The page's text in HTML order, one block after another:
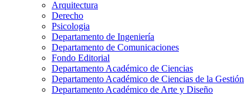
Arquitectura
Derecho
Psicologia
Departamento de Ingeniería
Departamento de Comunicaciones
Fondo Editorial
Departamento Académico de Ciencias
Departamento Académico de Ciencias de la Gestión
Departamento Académico de Arte y Diseño